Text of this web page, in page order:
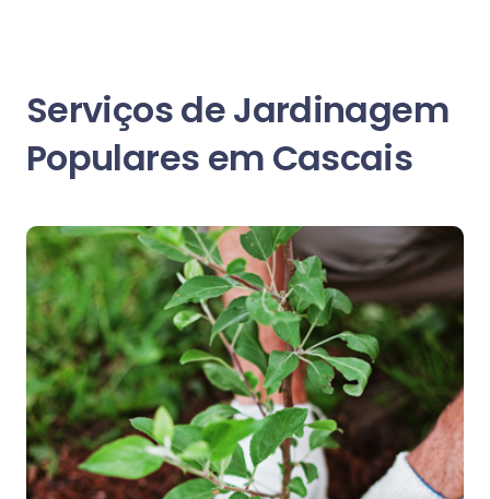
Serviços de Jardinagem
Populares em Cascais